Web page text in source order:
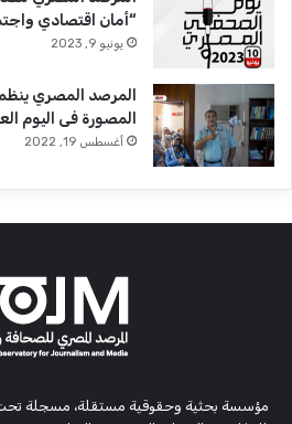
“أمان اقتصادي
يونيو 9, 2023
المرصد المصري
المصورة فى اليوم
أغسطس 19, 2022